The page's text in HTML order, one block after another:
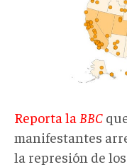
Reporta la BBC
manifestantes
la represión de